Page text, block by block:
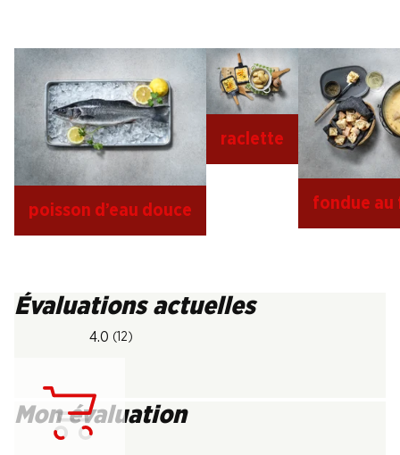
poisson d’eau douce
raclette
fondue au
Évaluations actuelles
4.0 (12)
Mon évaluation